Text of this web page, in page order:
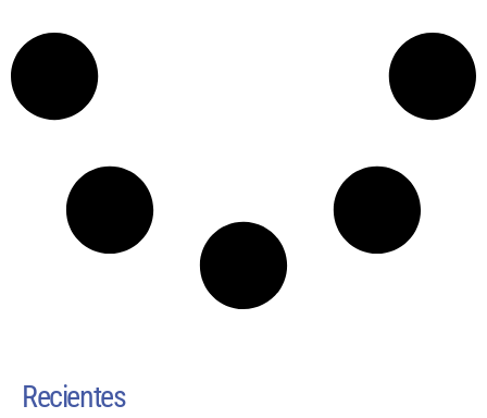
Recientes